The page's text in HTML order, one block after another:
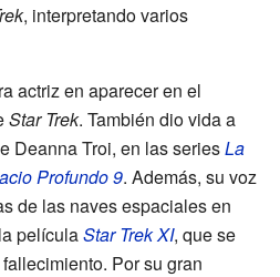
, interpretando varios
actriz en aparecer en el
Star Trek. También dio vida a
Deanna Troi, en las seriesLa
Profundo 9. Además, su voz
de las naves espaciales en
películaStar Trek XI, que se
Por su gran